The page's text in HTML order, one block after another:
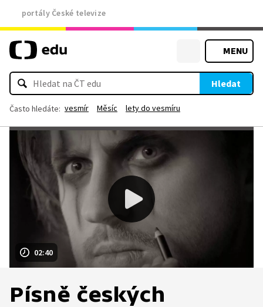
portály České televize
MENU
Hledat
Často hledáte: vesmír Měsíc lety do vesmíru
02:40
Písně českých